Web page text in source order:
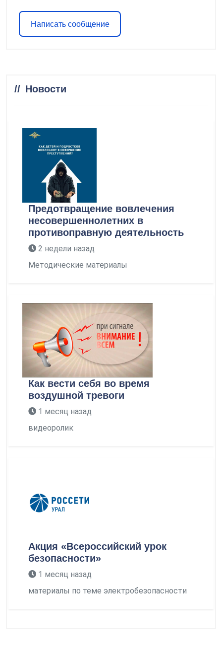
Написать сообщение
Новости
Предотвращение вовлечения
несовершеннолетних в
противоправную деятельность
2 недели назад
Методические материалы
Как вести себя во время
воздушной тревоги
1 месяц назад
видеоролик
Акция «Всероссийский урок
безопасности»
1 месяц назад
материалы по теме электробезопасности